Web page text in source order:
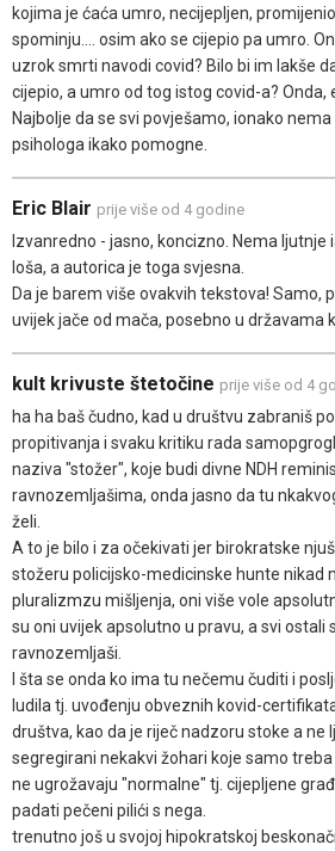
kojima je ćaća umro, necijepljen,
spominju.... osim ako se cijepio pa umro.
uzrok smrti navodi covid? Bilo bi im lakše
cijepio, a umro od tog istog covid-a? Onda,
Najbolje da se svi povješamo, ionako
psihologa ikako pomogne.
Eric Blair prije više od 4 godine
Izvanredno - jasno, koncizno. Nema ljutnje
loša, a autorica je toga svjesna.
Da je barem više ovakvih tekstova! Samo,
uvijek jače od mača, posebno u državama
kult krivuste štetočine prije više od 4
ha ha baš čudno, kad u društvu zabraniš
propitivanja i svaku kritiku rada
naziva "stožer", koje budi divne NDH
ravnozemljašima, onda jasno da tu
želi.
A to je bilo i za očekivati jer birokratske
stožeru policijsko-medicinske hunte nikad
pluralizmzu mišljenja, oni više vole
su oni uvijek apsolutno u pravu, a svi ostali
ravnozemljaši.
I šta se onda ko ima tu nečemu čuditi i
ludila tj. uvođenju obveznih kovid-
društva, kao da je riječ nadzoru stoke a ne
segregirani nekakvi žohari koje samo
ne ugrožavaju "normalne" tj. cijepljene
padati pečeni pilići s nega.
trenutno još u svojoj hipokratskoj